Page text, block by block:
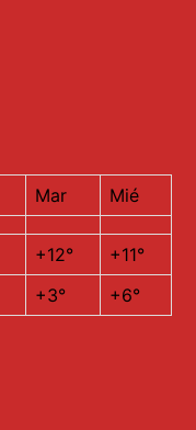
Mar Mié
+12° +11°
+3° +6°